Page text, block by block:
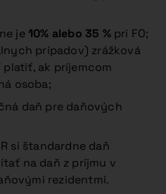
je10% alebo 35 %pri FO;
prípadov) zrážková
platiť, ak príjemcom
osoba;
daň pre daňových
si štandardne daň
na daň z príjmu v
rezidentmi.